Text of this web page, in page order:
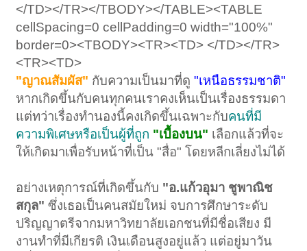
</TD></TR></TBODY></TABLE><TABLE
cellSpacing=0 cellPadding=0 width="100%"
border=0><TBODY><TR><TD> </TD></TR>
<TR><TD>
"ญาณสัมผัส" กับความเป็นมาที่ดู"เหนือธรรมชาติ"
หากเกิดขึ้นกับคนทุกคนเราคงเห็นเป็นเรื่องธรรมดา
แต่ทว่าเรื่องทำนองนี้คงเกิดขึ้นเฉพาะกับคนที่มี
ความพิเศษหรือเป็นผู้ที่ถูก "เบื้องบน" เลือกแล้วที่จะ
ให้เกิดมาเพื่อรับหน้าที่เป็น "สื่อ" โดยหลีกเลี่ยงไม่ได้
อย่างเหตุการณ์ที่เกิดขึ้นกับ "อ.แก้วอุมา ชูพาณิช
สกุล"ซึ่งเธอเป็นคนสมัยใหม่ จบการศึกษาระดับ
ปริญญาตรีจากมหาวิทยาลัยเอกชนที่มีชื่อเสียง มี
งานทำที่มีเกียรติ เงินเดือนสูงอยู่แล้ว แต่อยู่มาวัน